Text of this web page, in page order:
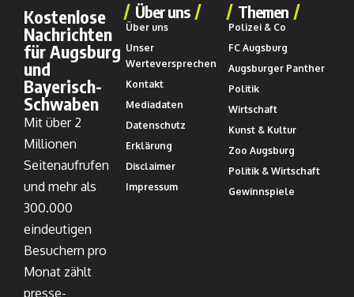
Kostenlose
Nachrichten
für Augsburg
und
Bayerisch-
Schwaben
Mit über 2
Millionen
Seitenaufrufen
und mehr als
300.000
eindeutigen
Besuchern pro
Monat zählt
presse-
Über uns
Über uns
Unser
Werteversprechen
Kontakt
Mediadaten
Datenschutz
Erklärung
Disclaimer
Impressum
Themen
Polizei & Co
FC Augsburg
Augsburger Panther
Politik
Wirtschaft
Kunst & Kultur
Zoo Augsburg
Politik & Wirtschaft
Gewinnspiele